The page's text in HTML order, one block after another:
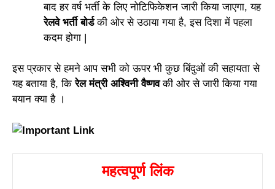
बाद हर वर्ष भर्ती के लिए नोटिफिकेशन जारी किया जाएगा, यह
रेलवे भर्ती बोर्डकी ओर से उठाया गया है, इस दिशा में पहला
कदम होगा |
इस प्रकार से हमने आप सभी को ऊपर भी कुछ बिंदुओं की सहायता से
यह बताया है, किरेल मंत्री अश्विनी वैष्णवकी ओर से जारी किया गया
बयान क्या है ।
महत्वपूर्ण लिंक